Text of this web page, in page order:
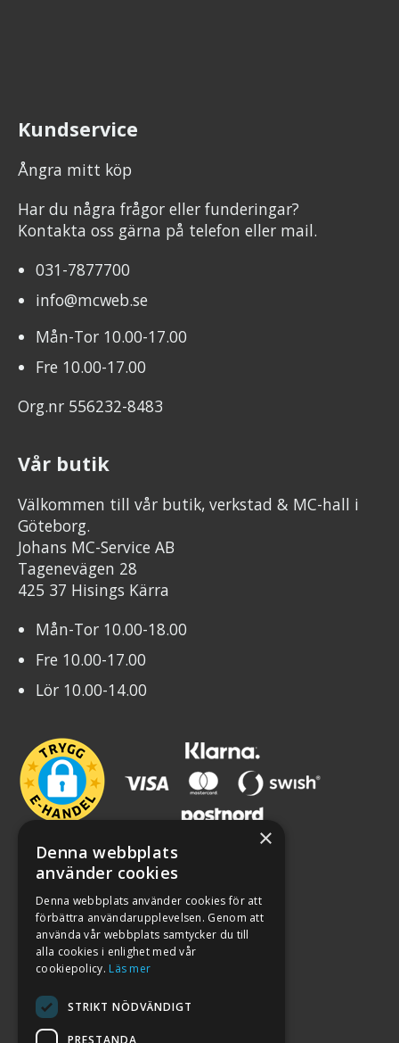
Kundservice
Ångra mitt köp
Har du några frågor eller funderingar?
Kontakta oss gärna på telefon eller mail.
031-7877700
info@mcweb.se
Mån-Tor 10.00-17.00
Fre 10.00-17.00
Org.nr 556232-8483
Vår butik
Välkommen till vår butik, verkstad & MC-hall i
Göteborg.
Johans MC-Service AB
Tagenevägen 28
425 37 Hisings Kärra
Mån-Tor 10.00-18.00
Fre 10.00-17.00
Lör 10.00-14.00
×
Denna webbplats
använder cookies
Denna webbplats använder cookies för att
förbättra användarupplevelsen. Genom att
använda vår webbplats samtycker du till
alla cookies i enlighet med vår
cookiepolicy. Läs mer
STRIKT NÖDVÄNDIGT
PRESTANDA